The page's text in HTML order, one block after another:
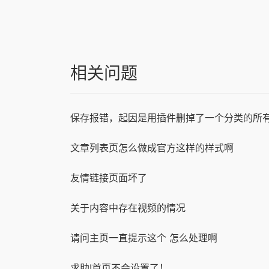
相关问题
保存报错，起因是用插件删掉了一个分类的所
文章列表页怎么做成官方这样的样式啊
友情链接页面坏了
关于内容中存在视频的情况
请问主页一直提示这个 怎么处理啊